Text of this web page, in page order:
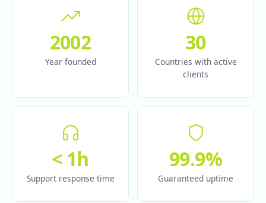
2002
Year founded
30
Countries with active
clients
< 1h
Support response time
99.9%
Guaranteed uptime